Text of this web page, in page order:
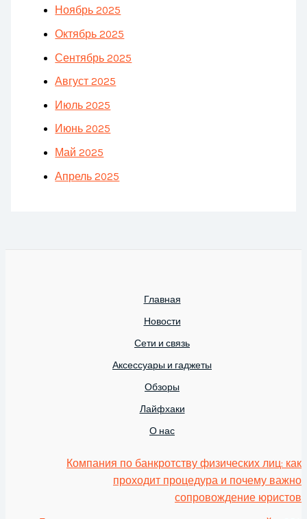
Ноябрь 2025
Октябрь 2025
Сентябрь 2025
Август 2025
Июль 2025
Июнь 2025
Май 2025
Апрель 2025
Главная
Новости
Сети и связь
Аксессуары и гаджеты
Обзоры
Лайфхаки
О нас
Компания по банкротству физических лиц: как
проходит процедура и почему важно
сопровождение юристов